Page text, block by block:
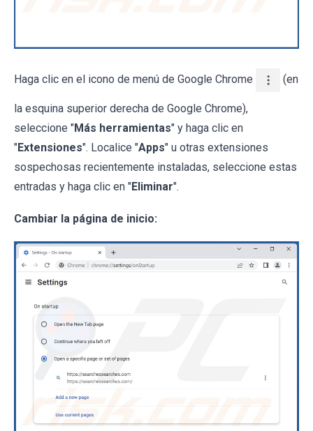
Haga clic en el icono de menú de Google Chrome (en
la esquina superior derecha de Google Chrome),
seleccione "Más herramientas" y haga clic en
"Extensiones". Localice "Apps" u otras extensiones
sospechosas recientemente instaladas, seleccione estas
entradas y haga clic en "Eliminar".
Cambiar la página de inicio: